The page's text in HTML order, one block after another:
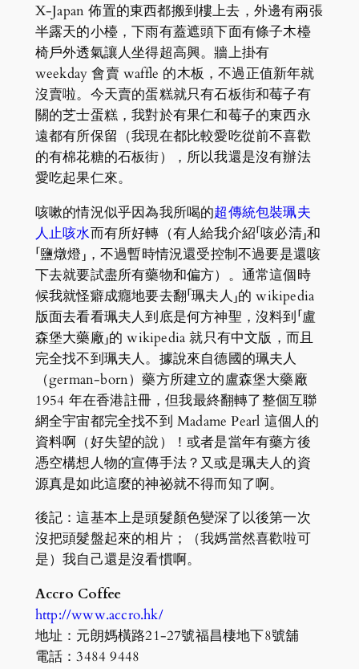
X-Japan 佈置的東西都搬到樓上去，外邊有兩張
半露天的小檯，下雨有蓋遮頭下面有條子木檯
椅戶外透氣讓人坐得超高興。牆上掛有
weekday 會賣 waffle 的木板，不過正值新年就
沒賣啦。今天賣的蛋糕就只有石板街和莓子有
關的芝士蛋糕，我對於有果仁和莓子的東西永
遠都有所保留（我現在都比較愛吃從前不喜歡
的有棉花糖的石板街），所以我還是沒有辦法
愛吃起果仁來。
咳嗽的情況似乎因為我所喝的超傳統包裝珮夫
人止咳水而有所好轉（有人給我介紹「咳必清」和
「鹽燉燈」，不過暫時情況還受控制不過要是還咳
下去就要試盡所有藥物和偏方）。通常這個時
候我就怪癖成癮地要去翻「珮夫人」的 wikipedia
版面去看看珮夫人到底是何方神聖，沒料到「盧
森堡大藥廠」的 wikipedia 就只有中文版，而且
完全找不到珮夫人。據說來自德國的珮夫人
（german-born）藥方所建立的盧森堡大藥廠
1954 年在香港註冊，但我最終翻轉了整個互聯
網全宇宙都完全找不到 Madame Pearl 這個人的
資料啊（好失望的說）！或者是當年有藥方後
憑空構想人物的宣傳手法？又或是珮夫人的資
源真是如此這麼的神祕就不得而知了啊。
後記：這基本上是頭髮顏色變深了以後第一次
沒把頭髮盤起來的相片；（我媽當然喜歡啦可
是）我自己還是沒看慣啊。
Accro Coffee
http://www.accro.hk/
地址：元朗媽橫路21-27號福昌棲地下8號舖
電話：3484 9448